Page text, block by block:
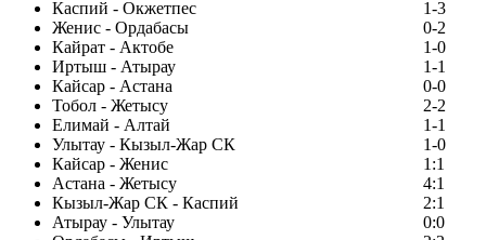
Каспий - Окжетпес
1-3
Женис - Ордабасы
0-2
Кайрат - Актобе
1-0
Иртыш - Атырау
1-1
Кайсар - Астана
0-0
Тобол - Жетысу
2-2
Елимай - Алтай
1-1
Улытау - Кызыл-Жар СК
1-0
Кайсар - Женис
1:1
Астана - Жетысу
4:1
Кызыл-Жар СК - Каспий
2:1
Атырау - Улытау
0:0